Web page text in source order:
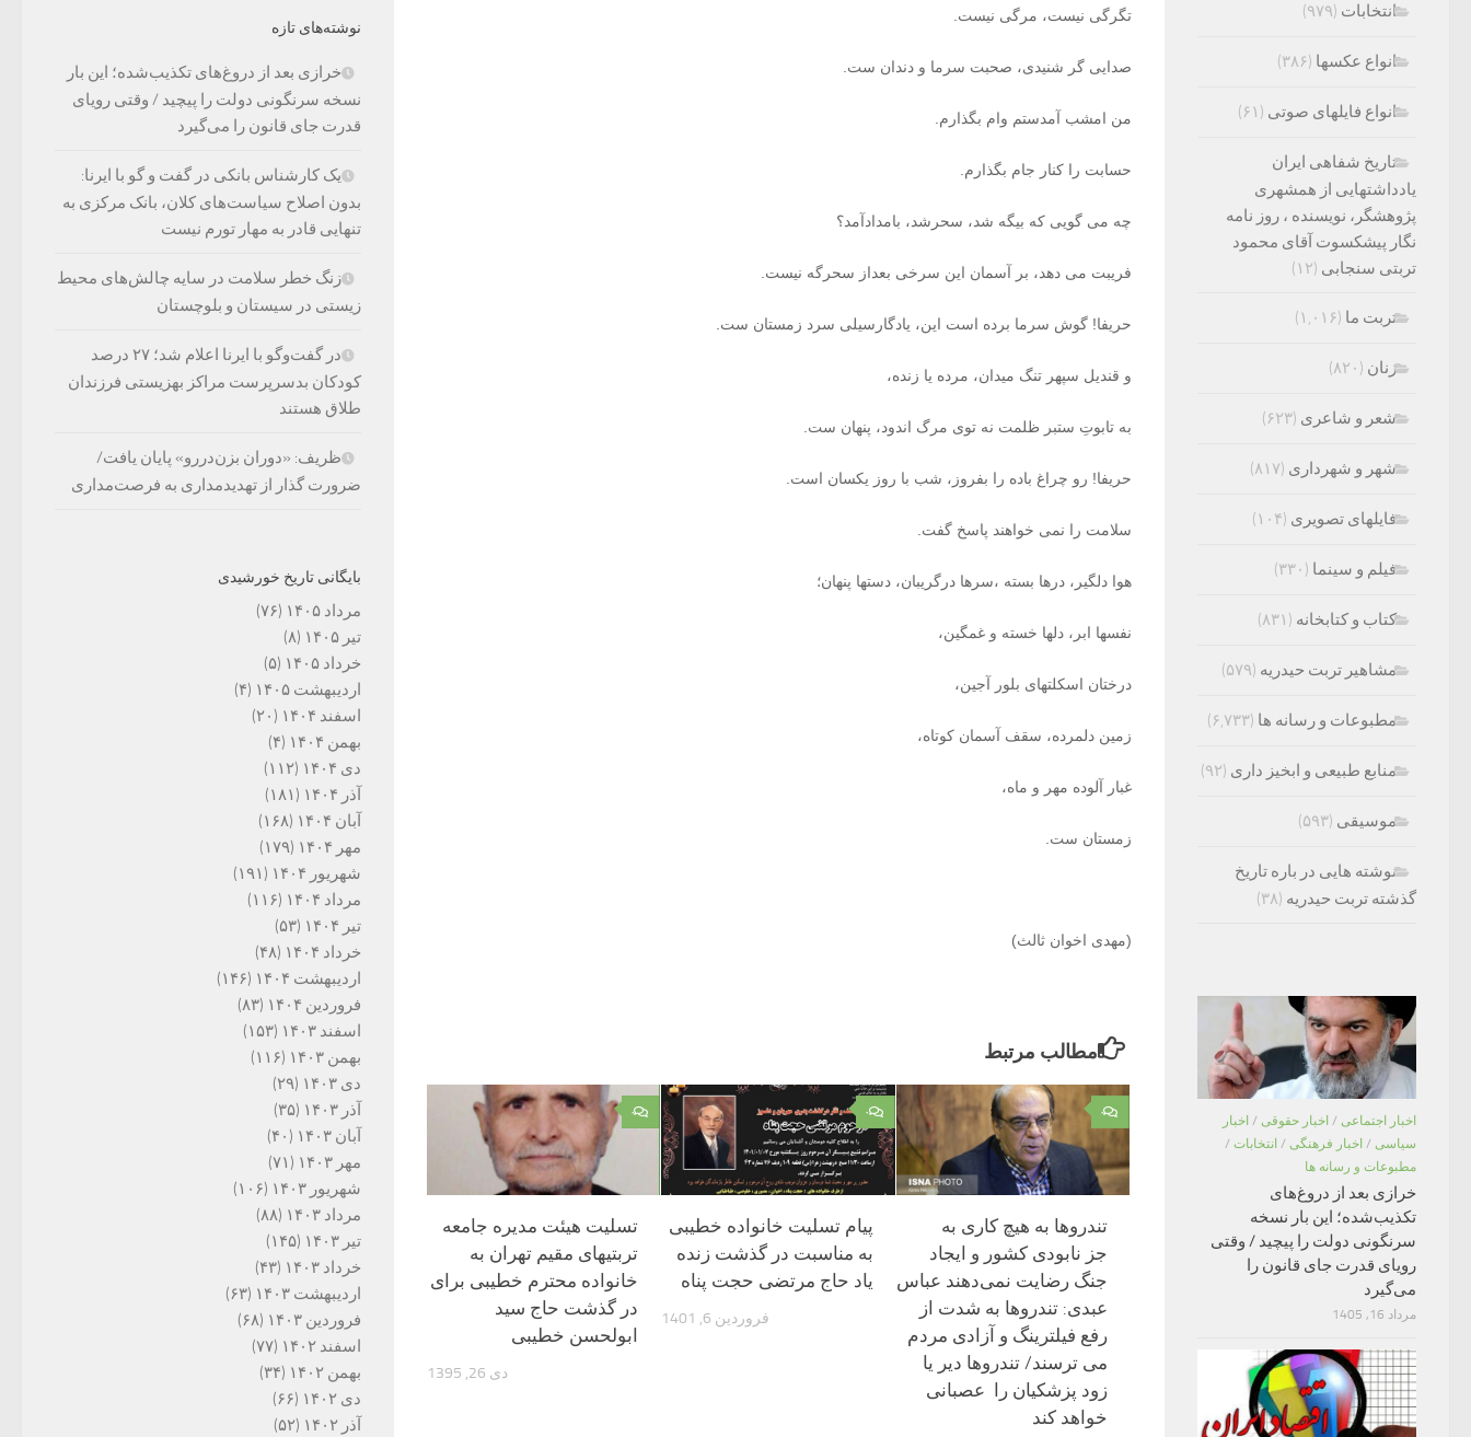
تگرگی نیست، مرگی نیست.
صدایی گر شنیدی، صحبت سرما و دندان ست.
من امشب آمدستم وام بگذارم.
حسابت را کنار جام بگذارم.
چه می گویی که بیگه شد، سحرشد، بامدادآمد؟
فریبت می دهد، بر آسمان این سرخی بعداز سحرگه نیست.
حریفا! گوش سرما برده است این، یادگارسیلی سرد زمستان ست.
و قندیل سپهر تنگ میدان، مرده یا زنده،
به تابوتِ ستبر ظلمت نه توی مرگ اندود، پنهان ست.
حریفا! رو چراغ باده را بفروز، شب با روز یکسان است.
سلامت را نمی خواهند پاسخ گفت.
هوا دلگیر، درها بسته ،سرها درگریبان، دستها پنهان؛
نفسها ابر، دلها خسته و غمگین،
درختان اسکلتهای بلور آجین،
زمین دلمرده، سقف آسمان کوتاه،
غبار آلوده مهر و ماه،
زمستان ست.
(مهدی اخوان ثالث)
مطالب مرتبط
۰
تسلیت هیئت مدیره جامعه
تربتیهای مقیم تهران به
خانواده محترم خطیبی برای
در گذشت حاج سید
ابولحسن خطیبی
دی 26, 1395
۰
پیام تسلیت خانواده خطیبی
به مناسبت در گذشت زنده
یاد حاج مرتضی حجت پناه
فروردین 6, 1401
۰
تندروها به هیچ کاری به
جز نابودی کشور و ایجاد
جنگ رضایت نمی‌دهند عباس
عبدی: تندروها به شدت از
رفع فیلترینگ و آزادی مردم
می ترسند/ تندروها دیر یا
زود پزشکیان را عصبانی
خواهد کند
نوشته‌های تازه
خرازی بعد از دروغ‌های تکذیب‌شده؛ این بار
نسخه سرنگونی دولت را پیچید / وقتی رویای
قدرت جای قانون را می‌گیرد
یک کارشناس بانکی در گفت و گو با ایرنا:
بدون اصلاح سیاست‌های کلان، بانک مرکزی به
تنهایی قادر به مهار تورم نیست
زنگ خطر سلامت در سایه چالش‌های محیط
زیستی در سیستان و بلوچستان
در گفت‌وگو با ایرنا اعلام شد؛ ۲۷ درصد
کودکان بدسرپرست مراکز بهزیستی فرزندان
طلاق هستند
ظریف: «دوران بزن‌دررو» پایان یافت/
ضرورت گذار از تهدیدمداری به فرصت‌مداری
بایگانی تاریخ خورشیدی
مرداد ۱۴۰۵
(۷۶)
تیر ۱۴۰۵
(۸)
خرداد ۱۴۰۵
(۵)
اردیبهشت ۱۴۰۵
(۴)
اسفند ۱۴۰۴
(۲۰)
بهمن ۱۴۰۴
(۴)
دی ۱۴۰۴
(۱۱۲)
آذر ۱۴۰۴
(۱۸۱)
آبان ۱۴۰۴
(۱۶۸)
مهر ۱۴۰۴
(۱۷۹)
شهریور ۱۴۰۴
(۱۹۱)
مرداد ۱۴۰۴
(۱۱۶)
تیر ۱۴۰۴
(۵۳)
خرداد ۱۴۰۴
(۴۸)
اردیبهشت ۱۴۰۴
(۱۴۶)
فروردین ۱۴۰۴
(۸۳)
اسفند ۱۴۰۳
(۱۵۳)
بهمن ۱۴۰۳
(۱۱۶)
دی ۱۴۰۳
(۲۹)
آذر ۱۴۰۳
(۳۵)
آبان ۱۴۰۳
(۴۰)
مهر ۱۴۰۳
(۷۱)
شهریور ۱۴۰۳
(۱۰۶)
مرداد ۱۴۰۳
(۸۸)
تیر ۱۴۰۳
(۱۴۵)
خرداد ۱۴۰۳
(۴۳)
اردیبهشت ۱۴۰۳
(۶۳)
فروردین ۱۴۰۳
(۶۸)
اسفند ۱۴۰۲
(۷۷)
بهمن ۱۴۰۲
(۳۴)
دی ۱۴۰۲
(۶۶)
آذر ۱۴۰۲
(۵۲)
انتخابات (۹۷۹)
انواع عکسها (۳۸۶)
انواع فایلهای صوتی (۶۱)
تاریخ شفاهی ایران
یادداشتهایی از همشهری
پژوهشگر، نویسنده ، روز نامه
نگار پیشکسوت آقای محمود
تربتی سنجابی (۱۲)
تربت ما (۱,۰۱۶)
زنان (۸۲۰)
شعر و شاعری (۶۲۳)
شهر و شهرداری (۸۱۷)
فایلهای تصویری (۱۰۴)
فیلم و سینما (۳۳۰)
کتاب و کتابخانه (۸۳۱)
مشاهیر تربت حیدریه (۵۷۹)
مطبوعات و رسانه ها (۶,۷۳۳)
منابع طبیعی و ابخیز داری (۹۲)
موسیقی (۵۹۳)
نوشته هایی در باره تاریخ
گذشته تربت حیدریه (۳۸)
اخبار اجتماعی / اخبار حقوقی / اخبار
سیاسی / اخبار فرهنگی / انتخابات /
مطبوعات و رسانه ها
خرازی بعد از دروغ‌های
تکذیب‌شده؛ این بار نسخه
سرنگونی دولت را پیچید / وقتی
رویای قدرت جای قانون را
می‌گیرد
مرداد 16, 1405